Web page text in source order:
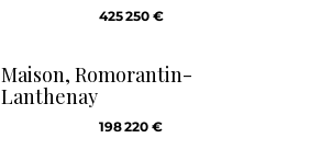
425 250 €
Maison, Romorantin-
Lanthenay
198 220 €